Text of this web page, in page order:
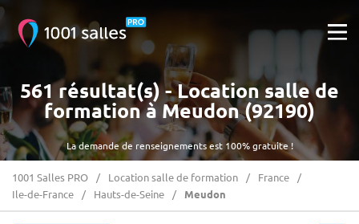
La demande de renseignements est 100% gratuite !
561 résultat(s) - Location salle de
formation à Meudon (92190)
1001 Salles PRO Location salle de formation
France
Ile-de-France
Hauts-de-Seine Meudon